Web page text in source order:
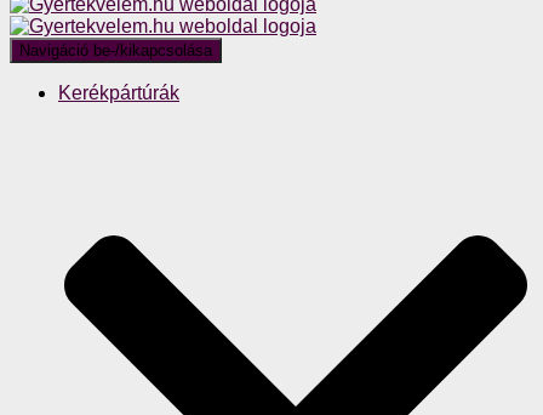
Navigáció be-/kikapcsolása
Kerékpártúrák